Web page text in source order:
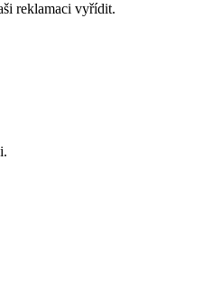
reklamaci vyřídit.